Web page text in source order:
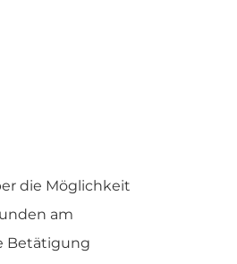
die Möglichkeit
am
Betätigung